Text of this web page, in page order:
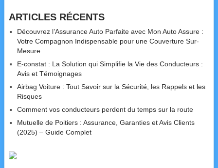
ARTICLES RÉCENTS
Découvrez l’Assurance Auto Parfaite avec Mon Auto Assure :
Votre Compagnon Indispensable pour une Couverture Sur-
Mesure
E-constat : La Solution qui Simplifie la Vie des Conducteurs :
Avis et Témoignages
Airbag Voiture : Tout Savoir sur la Sécurité, les Rappels et les
Risques
Comment vos conducteurs perdent du temps sur la route
Mutuelle de Poitiers : Assurance, Garanties et Avis Clients
(2025) – Guide Complet